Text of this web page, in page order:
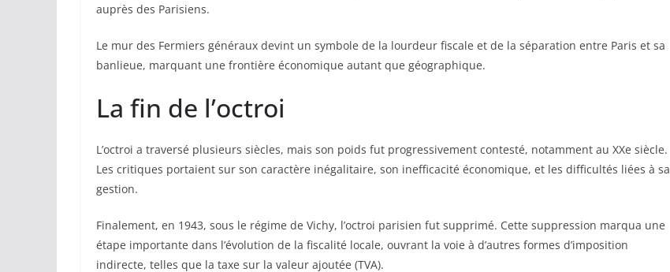
auprès des Parisiens.
Le mur des Fermiers généraux devint un symbole de la lourdeur fiscale et de la séparation entre Paris et sa
banlieue, marquant une frontière économique autant que géographique.
La fin de l’octroi
L’octroi a traversé plusieurs siècles, mais son poids fut progressivement contesté, notamment au XXe siècle.
Les critiques portaient sur son caractère inégalitaire, son inefficacité économique, et les difficultés liées à sa
gestion.
Finalement, en 1943, sous le régime de Vichy, l’octroi parisien fut supprimé. Cette suppression marqua une
étape importante dans l’évolution de la fiscalité locale, ouvrant la voie à d’autres formes d’imposition
indirecte, telles que la taxe sur la valeur ajoutée (TVA).